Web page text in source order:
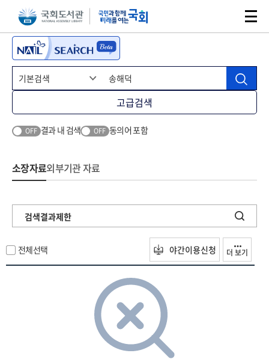
본문 바로가기주메뉴 바로가기
고급검색
OFF 결과 내 검색 OFF 동의어 포함
소장자료외부기관 자료
검색결과제한
전체선택 야간이용신청 더 보기